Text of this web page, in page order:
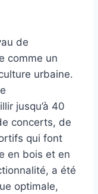
de
comme un
urbaine.
jusqu’à 40
concerts, de
qui font
en bois et en
a été
optimale,